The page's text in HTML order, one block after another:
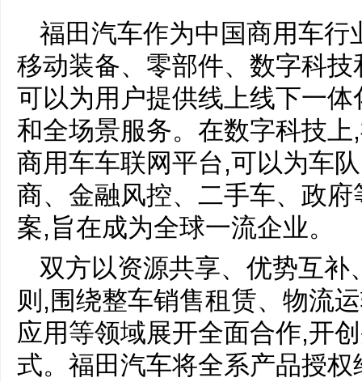
福田汽车作为中国商用车
移动装备、零部件、数字科
可以为用户提供线上线下一体
和全场景服务。在数字科技
商用车车联网平台,可以为车
商、金融风控、二手车、政
案,旨在成为全球一流企业。
双方以资源共享、优势互
则,围绕整车销售租赁、物流
应用等领域展开全面合作,开
式。福田汽车将全系产品授